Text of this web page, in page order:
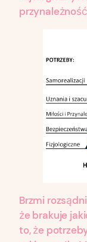
Brzmi
że brakuje
to, że